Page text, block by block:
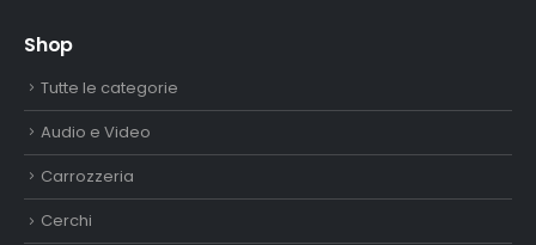
Shop
Tutte le categorie
Audio e Video
Carrozzeria
Cerchi